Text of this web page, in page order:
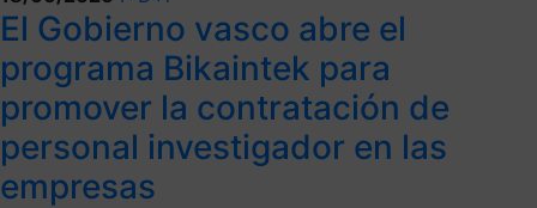
El Gobierno vasco abre el
programa Bikaintek para
promover la contratación de
personal investigador en las
empresas